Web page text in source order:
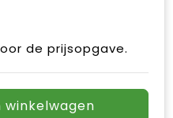
de prijsopgave.
winkelwagen